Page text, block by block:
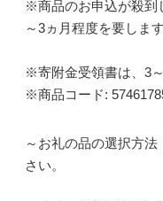
※商品のお申込が殺到
～3ヵ月程度を要しま
※寄附金受領書は、3
※商品コード:
～お礼の品の選択方
さい。